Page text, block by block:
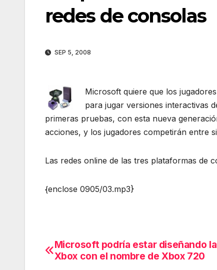
redes de consolas
SEP 5, 2008
Microsoft quiere que los
para jugar versiones interactivas
primeras pruebas, con esta nueva
acciones, y los jugadores competirán entre
Las redes online de las tres plataformas de
{enclose 0905/03.mp3}
Navegación
Microsoft podría estar diseñando
Xbox con el nombre de Xbox 720